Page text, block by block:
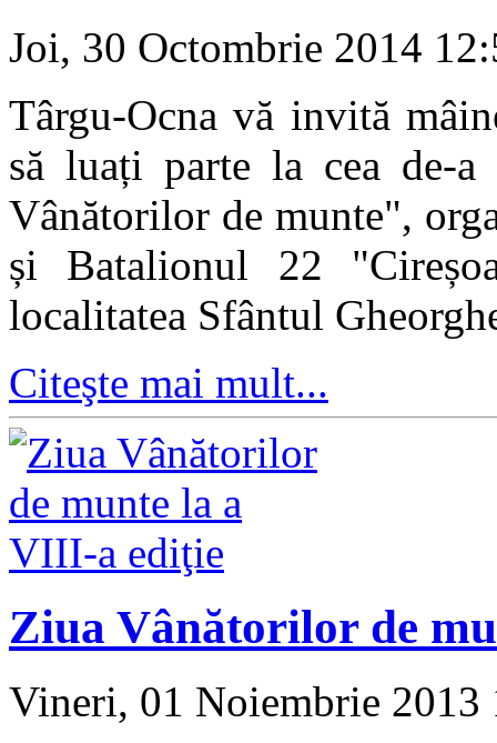
Joi, 30 Octombrie 2014
Târgu-Ocna vă invită
să luați parte la cea de-
Vânătorilor de munte",
și Batalionul 22
localitatea Sfântul
Citeşte mai mult...
Ziua Vânătorilor de
Vineri, 01 Noiembrie